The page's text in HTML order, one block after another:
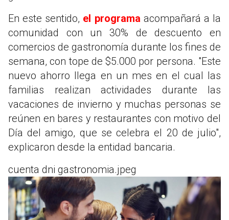
En este sentido, el programa acompañará a la
comunidad con un 30% de descuento en
comercios de gastronomía durante los fines de
semana, con tope de $5.000 por persona. "Este
nuevo ahorro llega en un mes en el cual las
familias realizan actividades durante las
vacaciones de invierno y muchas personas se
reúnen en bares y restaurantes con motivo del
Día del amigo, que se celebra el 20 de julio",
explicaron desde la entidad bancaria.
cuenta dni gastronomia.jpeg